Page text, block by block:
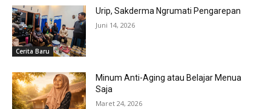
Cerita Baru
Urip, Sakderma Ngrumati Pengarepan
Juni 14, 2026
Minum Anti-Aging atau Belajar Menua
Saja
Maret 24, 2026